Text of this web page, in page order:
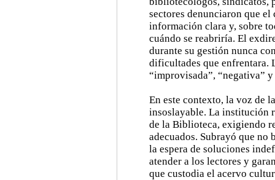
sectores denunciaron que
información clara y, sobre
cuándo se reabriría. El
durante su gestión nunca
dificultades que enfrentara.
“improvisada”, “negativa”
En este contexto, la voz de
insoslayable. La institución
de la Biblioteca, exigiendo
adecuados. Subrayó que no
la espera de soluciones
atender a los lectores y
que custodia el acervo